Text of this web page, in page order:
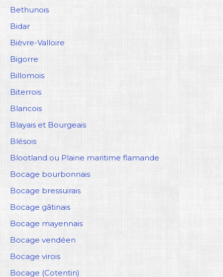
Bethunois
Bidar
Bièvre-Valloire
Bigorre
Billomois
Biterrois
Blancois
Blayais et Bourgeais
Blésois
Blootland ou Plaine maritime flamande
Bocage bourbonnais
Bocage bressuirais
Bocage gâtinais
Bocage mayennais
Bocage vendéen
Bocage virois
Bocage (Cotentin)